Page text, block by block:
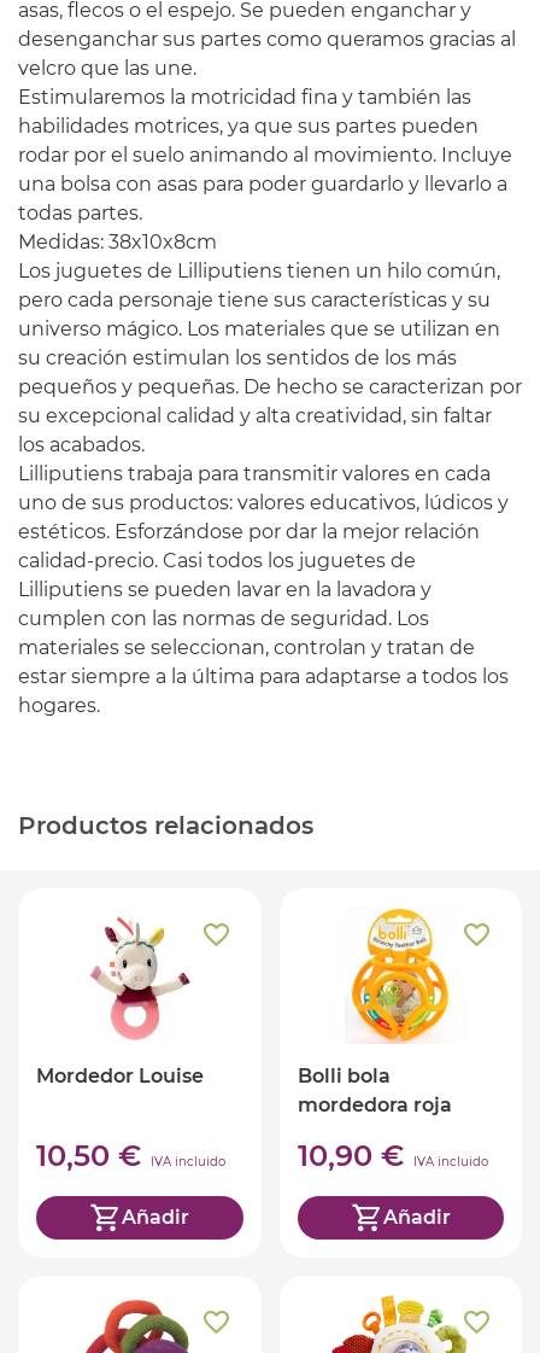
asas, flecos o el espejo. Se pueden enganchar y
desenganchar sus partes como queramos gracias al
velcro que las une.
Estimularemos la motricidad fina y también las
habilidades motrices, ya que sus partes pueden
rodar por el suelo animando al movimiento. Incluye
una bolsa con asas para poder guardarlo y llevarlo a
todas partes.
Medidas: 38x10x8cm
Los juguetes de Lilliputiens tienen un hilo común,
pero cada personaje tiene sus características y su
universo mágico. Los materiales que se utilizan en
su creación estimulan los sentidos de los más
pequeños y pequeñas. De hecho se caracterizan por
su excepcional calidad y alta creatividad, sin faltar
los acabados.
Lilliputiens trabaja para transmitir valores en cada
uno de sus productos: valores educativos, lúdicos y
estéticos. Esforzándose por dar la mejor relación
calidad-precio. Casi todos los juguetes de
Lilliputiens se pueden lavar en la lavadora y
cumplen con las normas de seguridad. Los
materiales se seleccionan, controlan y tratan de
estar siempre a la última para adaptarse a todos los
hogares.
Productos relacionados
Mordedor Louise
10,50 € IVA incluido
Añadir
Bolli bola
mordedora roja
10,90 € IVA incluido
Añadir